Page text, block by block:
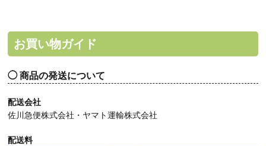
お買い物ガイド
商品の発送について
配送会社
佐川急便株式会社・ヤマト運輸株式会社
配送料